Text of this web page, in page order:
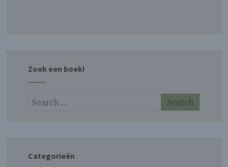
Zoek een boek!
Categorieën